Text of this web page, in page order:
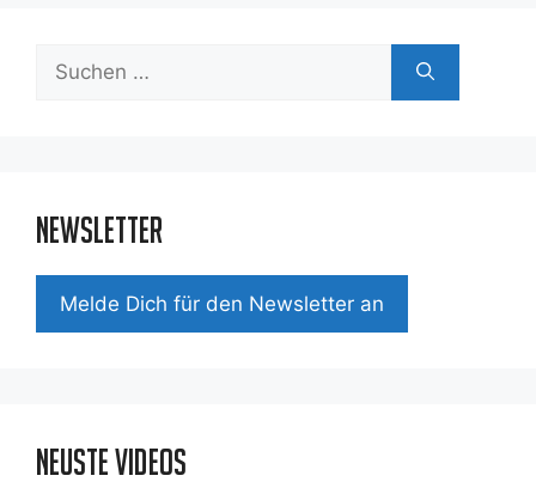
Suchen
Newsletter
Mel­de Dich für den News­let­ter an
Neuste Videos